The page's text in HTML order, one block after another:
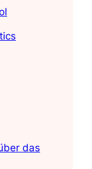
das